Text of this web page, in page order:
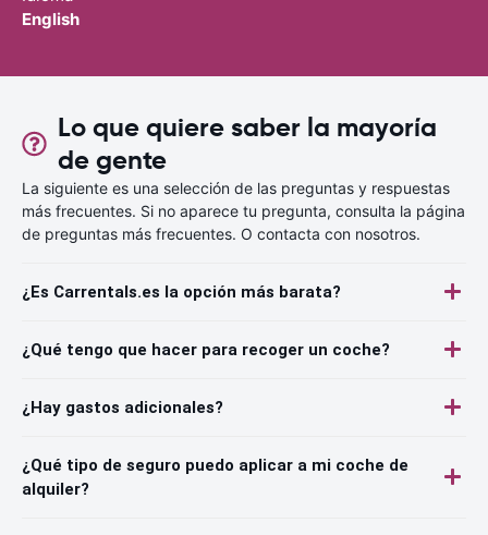
English
Lo que quiere saber la mayoría
de gente
La siguiente es una selección de las preguntas y respuestas
más frecuentes. Si no aparece tu pregunta, consulta la página
de preguntas más frecuentes. O contacta con nosotros.
¿Es Carrentals.es la opción más barata?
¿Qué tengo que hacer para recoger un coche?
¿Hay gastos adicionales?
¿Qué tipo de seguro puedo aplicar a mi coche de
alquiler?